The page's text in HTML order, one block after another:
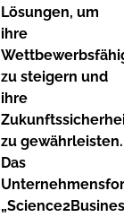
Lösungen, um
ihre
zu steigern und
ihre
zu gewährleisten.
Das